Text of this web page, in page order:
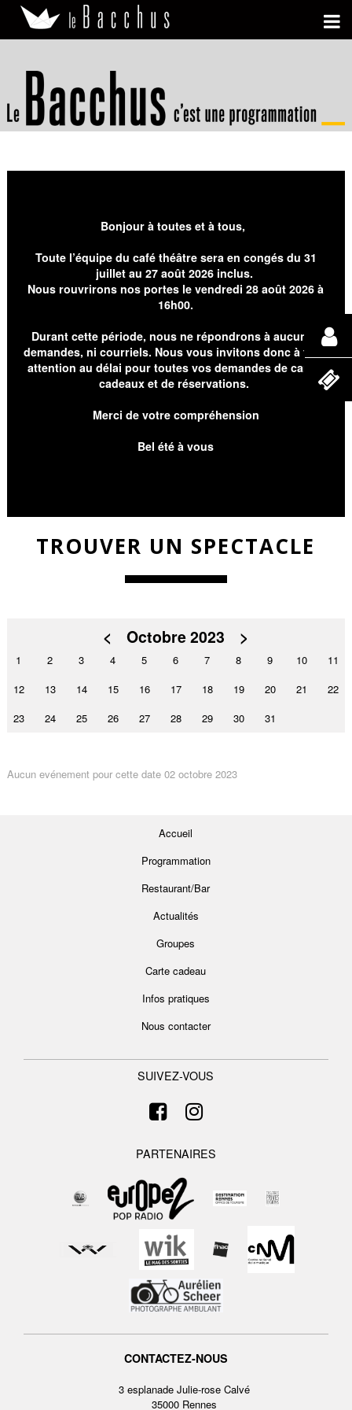
Bonjour à toutes et à tous,
Toute l’équipe du café théâtre sera en congés du 31
juillet au 27 août 2026 inclus.
Nous rouvrirons nos portes le vendredi 28 août 2026 à
16h00.
Durant cette période, nous ne répondrons à aucunes
demandes, ni courriels. Nous vous invitons donc à faire
attention au délai pour toutes vos demandes de cartes
cadeaux et de réservations.
Merci de votre compréhension
Bel été à vous
TROUVER UN SPECTACLE
< Octobre 2023 >
1 2 3 4 5 6 7 8 9 10
11
12
13 14 15 16 17 18 19 20 21
22
23
24 25 26 27 28 29 30 31
Aucun evénement pour cette date 02 octobre 2023
Accueil
Programmation
Restaurant/Bar
Actualités
Groupes
Carte cadeau
Infos pratiques
Nous contacter
SUIVEZ-VOUS
PARTENAIRES
CONTACTEZ-NOUS
3 esplanade Julie-rose Calvé
35000 Rennes